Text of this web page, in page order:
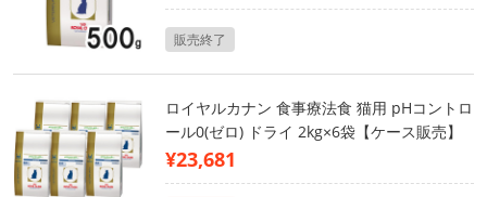
販売終了
ロイヤルカナン 食事療法食 猫用 pHコントロ
ール0(ゼロ) ドライ 2kg×6袋【ケース販売】
¥23,681